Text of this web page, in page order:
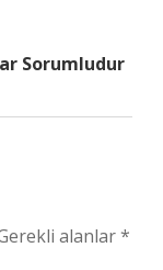
Sorumludur
alanlar*